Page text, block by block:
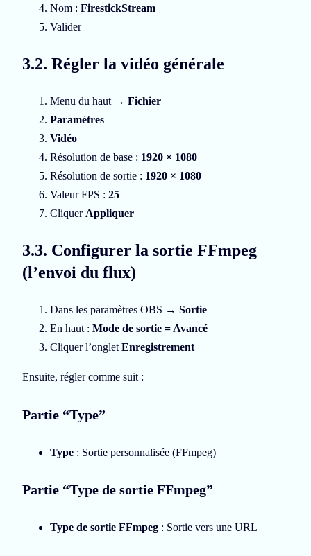
Nom : FirestickStream
Valider
3.2. Régler la vidéo générale
Menu du haut → Fichier
Paramètres
Vidéo
Résolution de base : 1920 × 1080
Résolution de sortie : 1920 × 1080
Valeur FPS : 25
CliquerAppliquer
3.3. Configurer la sortie FFmpeg
(l’envoi du flux)
Dans les paramètres OBS → Sortie
En haut : Mode de sortie = Avancé
Cliquer l’ongletEnregistrement
Ensuite, régler comme suit :
Partie “Type”
Type : Sortie personnalisée (FFmpeg)
Partie “Type de sortie FFmpeg”
Type de sortie FFmpeg : Sortie vers une URL